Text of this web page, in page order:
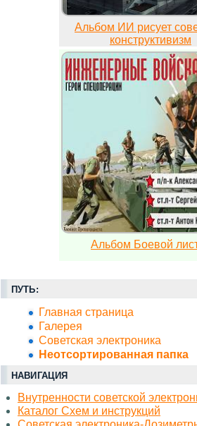
Альбом ИИ рисует
конструктивизм
Альбом Боевой
ПУТЬ:
Главная страница
Галерея
Советская электроника
Неотсортированная папка
НАВИГАЦИЯ
Внутренности советской
Каталог Схем и инструкций